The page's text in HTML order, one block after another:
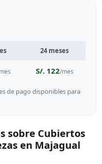
24 meses
S/. 122/mes
de pago disponibles para
sobre Cubiertos
en Majagual